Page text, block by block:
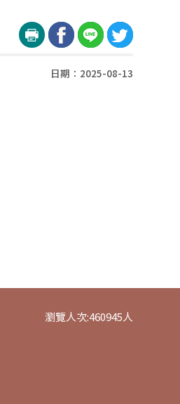
日期：2025-08-13
瀏覽人次:460945人